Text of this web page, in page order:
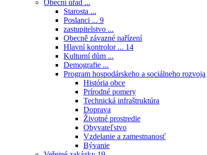
Obecní úřad ...
Starosta ...
Poslanci ... 9
zastupitelstvo ...
Obecně závazné nařízení
Hlavní kontrolor ... 14
Kulturní dům ...
Demografie ...
Program hospodárskeho a sociálneho rozvoja
História obce
Prírodné pomery
Technická infraštruktúra
Doprava
Životné prostredie
Obyvateľstvo
Vzdelanie a zamestnanosť
Bývanie